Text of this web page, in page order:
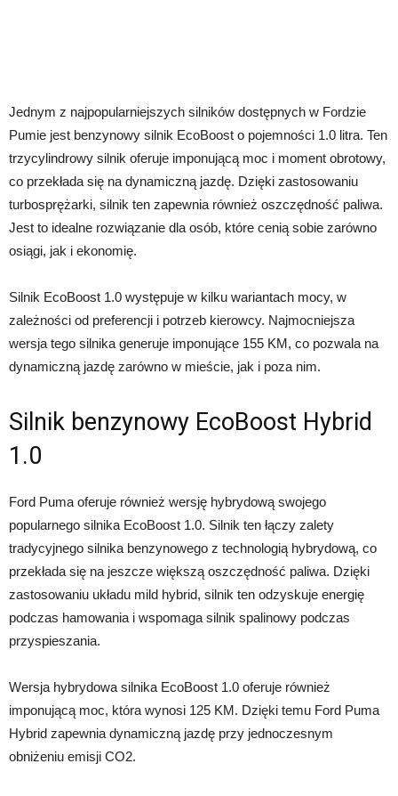
Jednym z najpopularniejszych silników dostępnych w Fordzie
Pumie jest benzynowy silnik EcoBoost o pojemności 1.0 litra. Ten
trzycylindrowy silnik oferuje imponującą moc i moment obrotowy,
co przekłada się na dynamiczną jazdę. Dzięki zastosowaniu
turbosprężarki, silnik ten zapewnia również oszczędność paliwa.
Jest to idealne rozwiązanie dla osób, które cenią sobie zarówno
osiągi, jak i ekonomię.
Silnik EcoBoost 1.0 występuje w kilku wariantach mocy, w
zależności od preferencji i potrzeb kierowcy. Najmocniejsza
wersja tego silnika generuje imponujące 155 KM, co pozwala na
dynamiczną jazdę zarówno w mieście, jak i poza nim.
Silnik benzynowy EcoBoost Hybrid
1.0
Ford Puma oferuje również wersję hybrydową swojego
popularnego silnika EcoBoost 1.0. Silnik ten łączy zalety
tradycyjnego silnika benzynowego z technologią hybrydową, co
przekłada się na jeszcze większą oszczędność paliwa. Dzięki
zastosowaniu układu mild hybrid, silnik ten odzyskuje energię
podczas hamowania i wspomaga silnik spalinowy podczas
przyspieszania.
Wersja hybrydowa silnika EcoBoost 1.0 oferuje również
imponującą moc, która wynosi 125 KM. Dzięki temu Ford Puma
Hybrid zapewnia dynamiczną jazdę przy jednoczesnym
obniżeniu emisji CO2.